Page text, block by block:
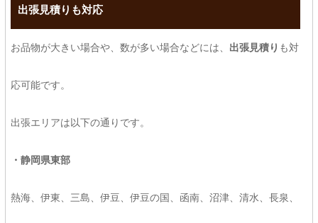
出張見積りも対応
お品物が大きい場合や、数が多い場合などには、 出張見積り も対
応可能です。
出張エリアは以下の通りです。
・静岡県東部
熱海、伊東、三島、伊豆、伊豆の国、函南、沼津、清水、長泉、